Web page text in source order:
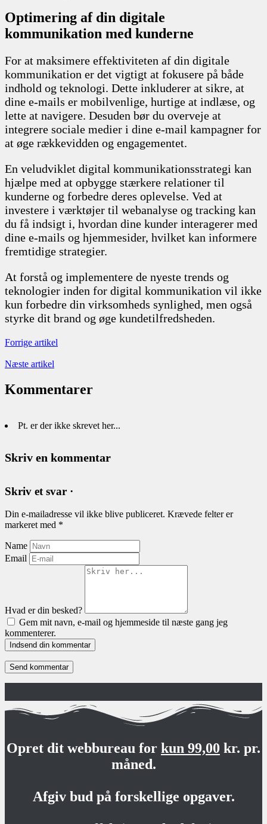
Optimering af din digitale
kommunikation med kunderne
For at maksimere effektiviteten af din digitale
kommunikation er det vigtigt at fokusere på både
indhold og teknologi. Dette inkluderer at sikre, at
dine e-mails er mobilvenlige, hurtige at indlæse, og
lette at navigere. Desuden bør du overveje at
integrere sociale medier i dine e-mail kampagner for
at øge rækkevidden og engagementet.
En veludviklet digital kommunikationsstrategi kan
hjælpe med at opbygge stærkere relationer til
kunderne og forbedre deres oplevelse. Ved at
investere i værktøjer til webanalyse og tracking kan
du få indsigt i, hvordan dine kunder interagerer med
dine e-mails og hjemmesider, hvilket kan informere
fremtidige strategier.
At forstå og implementere de nyeste trends og
teknologier inden for digital kommunikation vil ikke
kun forbedre din virksomheds synlighed, men også
styrke dit brand og øge kundetilfredsheden.
Forrige artikel
Næste artikel
Kommentarer
Pt. er der ikke skrevet her...
Skriv en kommentar
Skriv et svar ·
Din e-mailadresse vil ikke blive publiceret. Krævede felter er
markeret med *
Name
Email
Hvad er din besked?
Gem mit navn, e-mail og hjemmeside til næste gang jeg
kommenterer.
Indsend din kommentar
Opret dit webbureau for kun 99,00 kr. pr.
måned.
Afgiv bud på forskellige opgaver.